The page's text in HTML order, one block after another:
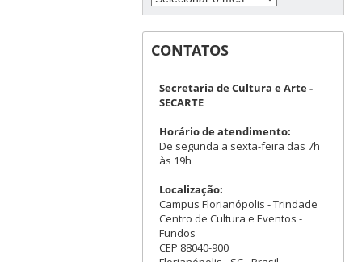
CONTATOS
Secretaria de Cultura e Arte -
SECARTE
Horário de atendimento:
De segunda a sexta-feira das 7h
às 19h
Localização:
Campus Florianópolis - Trindade
Centro de Cultura e Eventos -
Fundos
CEP 88040-900